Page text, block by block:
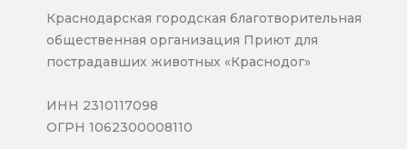
Краснодарская городская благотворительная
общественная организация Приют для
пострадавших животных «Краснодог»
ИНН 2310117098
ОГРН 1062300008110